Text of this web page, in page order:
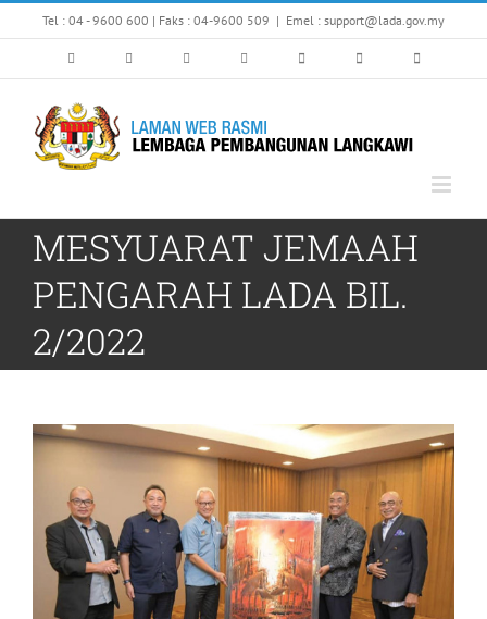
to
Tel : 04 - 9600 600 | Faks : 04-9600 509 | Emel : support@lada.gov.my
MESYUARAT JEMAAH
PENGARAH LADA BIL.
2/2022